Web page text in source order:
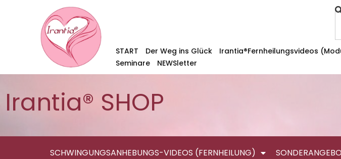
START Der Weg ins Glück Irantia®Fernheilungsvideos
Seminare
NEWSletter
Irantia® SHOP
SCHWINGUNGSANHEBUNGS-VIDEOS (FERNHEILUNG)